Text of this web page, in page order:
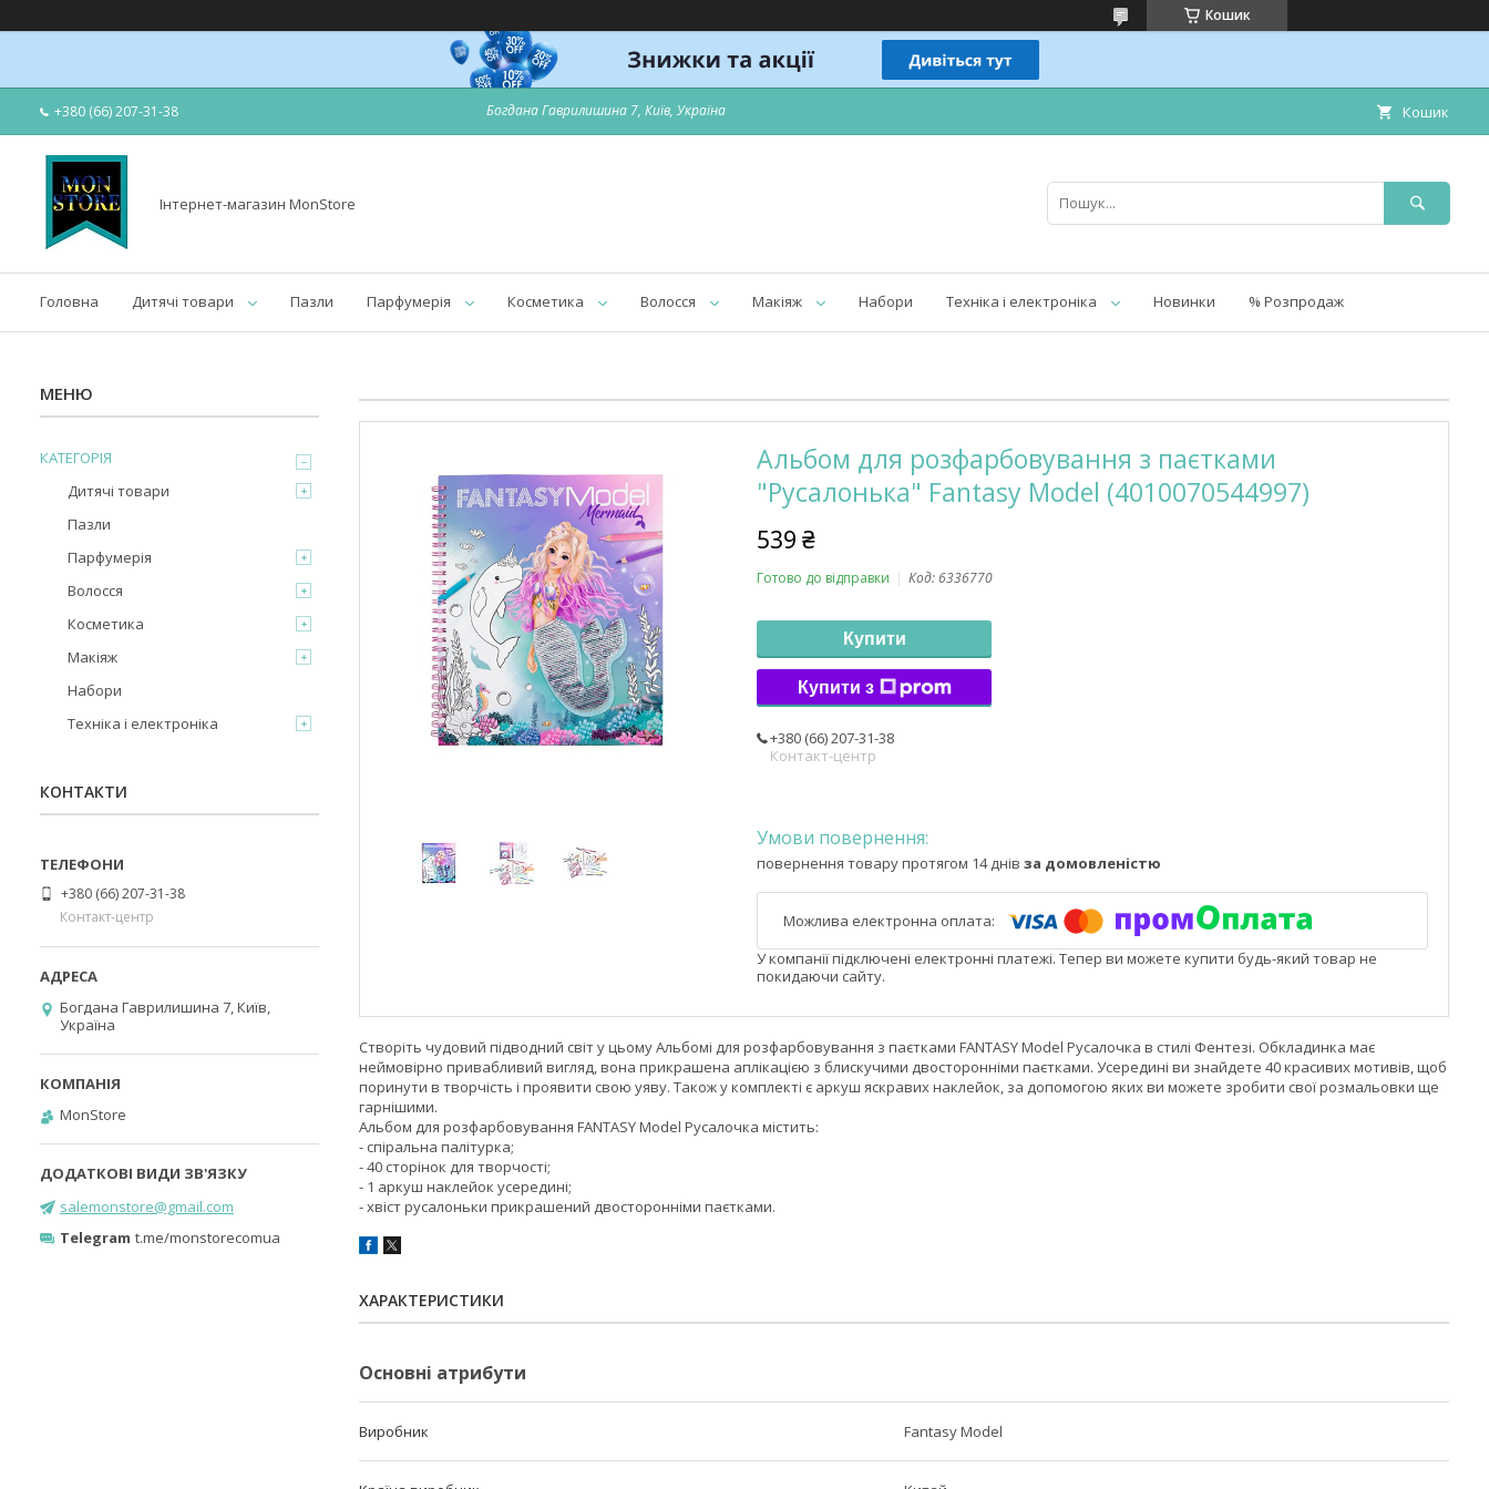
Кошик
+380 (66) 207-31-38 Богдана Гаврилишина 7, Київ, Україна Кошик
Інтернет-магазин MonStore
Головна Дитячі товари Пазли Парфумерія Косметика Волосся Макіяж Набори Техніка і електроніка Новинки % Розпродаж
Альбом для розфарбовування з паєтками
"Русалонька" Fantasy Model (4010070544997)
539 ₴
Готово до відправки Код:6336770
Купити
Купити з
+380 (66) 207-31-38
Контакт-центр
повернення товару протягом 14 днів за домовленістю
У компанії підключені електронні платежі. Тепер ви можете купити будь-який товар не
покидаючи сайту.
Створіть чудовий підводний світ у цьому Альбомі для розфарбовування з паєтками FANTASY Model Русалочка в стилі Фентезі. Обкладинка має
неймовірно привабливий вигляд, вона прикрашена аплікацією з блискучими двосторонніми паєтками. Усередині ви знайдете 40 красивих мотивів, щоб
поринути в творчість і проявити свою уяву. Також у комплекті є аркуш яскравих наклейок, за допомогою яких ви можете зробити свої розмальовки ще
гарнішими.
Альбом для розфарбовування FANTASY Model Русалочка містить:
- спіральна палітурка;
- 40 сторінок для творчості;
- 1 аркуш наклейок усередині;
- хвіст русалоньки прикрашений двосторонніми паєтками.
ХАРАКТЕРИСТИКИ
Основні атрибути
Виробник Fantasy Model
КАТЕГОРІЯ
Дитячі товари
Пазли
Парфумерія
Волосся
Косметика
Макіяж
Набори
Техніка і електроніка
КОНТАКТИ
+380 (66) 207-31-38
Контакт-центр
Богдана Гаврилишина 7, Київ,
Україна
MonStore
salemonstore@gmail.com
Telegram t.me/monstorecomua